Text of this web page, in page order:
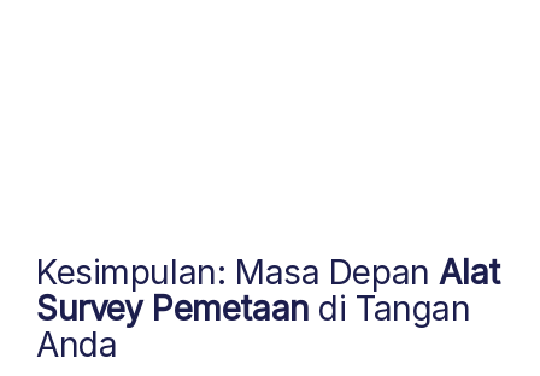
Kesimpulan: Masa DepanAlat
Survey Pemetaan di Tangan
Anda